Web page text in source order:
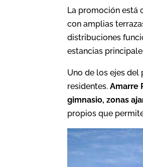
La promoción está
con amplias
distribuciones
estancias
Uno de los ejes
residentes. Amarre
gimnasio, zonas
propios que